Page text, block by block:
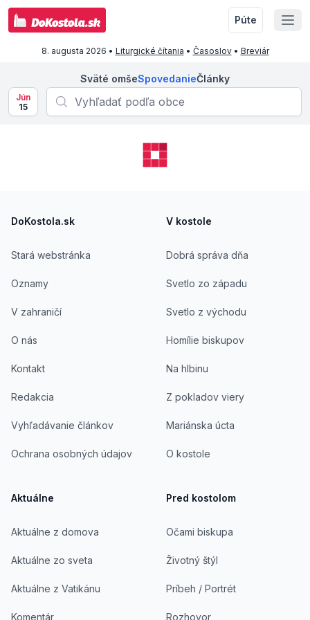
Púte
8. augusta 2026 • Liturgické čítania • Časoslov• Breviár
Sväté omšeSpovedanieČlánky
Jún
15
DoKostola.sk
Stará webstránka
Oznamy
V zahraničí
O nás
Kontakt
Redakcia
Vyhľadávanie článkov
Ochrana osobných údajov
Aktuálne
Aktuálne z domova
Aktuálne zo sveta
Aktuálne z Vatikánu
Komentár
V kostole
Dobrá správa dňa
Svetlo zo západu
Svetlo z východu
Homílie biskupov
Na hlbinu
Z pokladov viery
Mariánska úcta
O kostole
Pred kostolom
Očami biskupa
Životný štýl
Príbeh / Portrét
Rozhovor